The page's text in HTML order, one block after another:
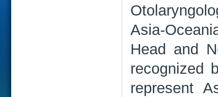
Asia-
Head and
recognized
represent